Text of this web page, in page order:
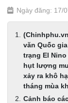
Ngày đăng: 17/
văn Quốc
trạng El
hụt lượng
xảy ra khô
tháng mùa
Cảnh báo